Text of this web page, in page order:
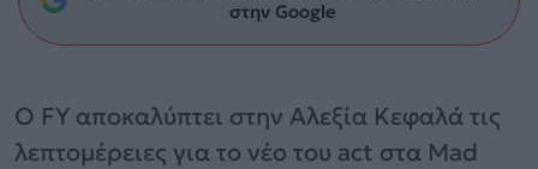
στην Google
Ο FY αποκαλύπτει στην Αλεξία Κεφαλά τις
λεπτομέρειες για το νέο του act στα Mad